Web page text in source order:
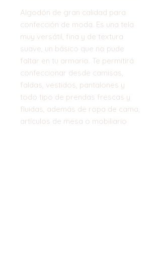
Algodón de gran calidad para
confección de moda. Es una tela
muy versátil, fina y de textura
suave, un básico que no pude
faltar en tu armario. Te permitirá
confeccionar desde camisas,
faldas, vestidos, pantalones y
todo tipo de prendas frescas y
fluidas, además de ropa de cama,
artículos de mesa o mobiliario